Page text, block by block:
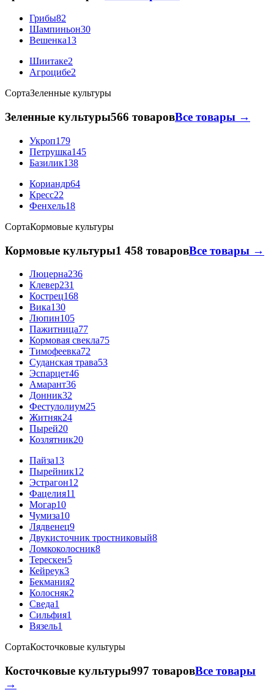
Грибы82
Шампиньон30
Вешенка13
Шиитаке2
Агроцибе2
СортаЗеленные культуры
Зеленные культуры566 товаровВсе товары →
Укроп179
Петрушка145
Базилик138
Кориандр64
Кресс22
Фенхель18
СортаКормовые культуры
Кормовые культуры1 458 товаровВсе товары →
Люцерна236
Клевер231
Кострец168
Вика130
Люпин105
Пажитница77
Кормовая свекла75
Тимофеевка72
Суданская трава53
Эспарцет46
Амарант36
Донник32
Фестулолиум25
Житняк24
Пырей20
Козлятник20
Пайза13
Пырейник12
Эстрагон12
Фацелия11
Могар10
Чумиза10
Лядвенец9
Двукисточник тростниковый8
Ломкоколосник8
Терескен5
Кейреук3
Бекмания2
Колосняк2
Сведа1
Сильфия1
Вязель1
СортаКосточковые культуры
Косточковые культуры997 товаровВсе товары
→